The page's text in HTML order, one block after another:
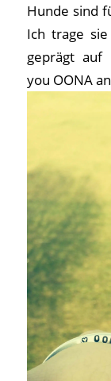
Hunde sind
Ich trage
geprägt auf
you OONA